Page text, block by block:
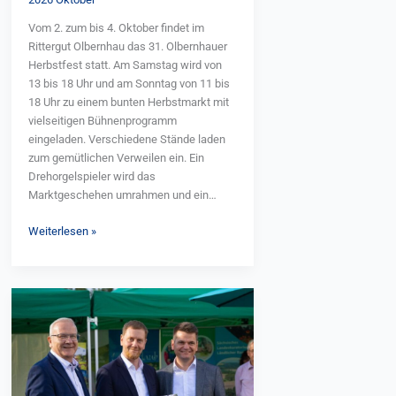
Vom 2. zum bis 4. Oktober findet im
Rittergut Olbernhau das 31. Olbernhauer
Herbstfest statt. Am Samstag wird von
13 bis 18 Uhr und am Sonntag von 11 bis
18 Uhr zu einem bunten Herbstmarkt mit
vielseitigen Bühnenprogramm
eingeladen. Verschiedene Stände laden
zum gemütlichen Verweilen ein. Ein
Drehorgelspieler wird das
Marktgeschehen umrahmen und ein
Musikalisch sind u. a. der Posaunenchor,
Besucher gibt es u. a. ein Karussell,
Strohballen-Hüpfburg und auch eine
Tanztheatervorstellung. Samstagabend
sind Jung und Alt zu „Olbernhau tanzt“
eingeladen. Der Sonntag beginnt mit
einem traditionellen Bockbieranstich
Weiterlesen »
Mal
wieder
Land
sehen…
beim
Landurlaub